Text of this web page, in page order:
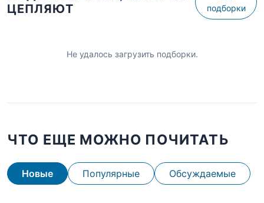
ЦЕПЛЯЮТ
подборки
Не удалось загрузить подборки.
ЧТО ЕЩЕ МОЖНО ПОЧИТАТЬ
Новые Популярные Обсуждаемые